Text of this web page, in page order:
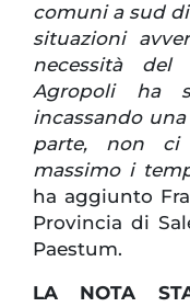
comuni a sud
situazioni
necessità del
Agropoli ha
incassando
parte, non ci
massimo i
ha aggiunto
Provincia di
Paestum.
LA NOTA